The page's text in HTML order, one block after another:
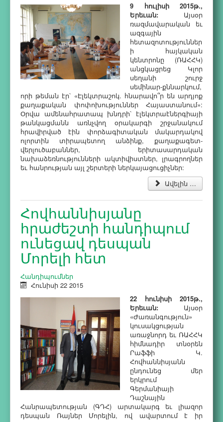
9 հուլիսի 2015թ.,
Երեւան: Այսօր
ռազմավարական եւ
ազգային
հետազոտություններ
ի հայկական
կենտրոնը (ՌԱՀՀԿ)
անցկացրեց Կլոր
սեղանի շուրջ
սեմինար-քննարկում,
որի թեման էր՝ «Էլեկտրաշոկ. հնարավո՞ր են արդյոք
քաղաքական փոփոխություններ Հայաստանում»:
Օրվա ամենահրատապ խնդրի՝ էլեկտրաէներգիայի
թանկացմանն առնչվող օրակարգի շրջանակում
հրավիրված էին փորձագիտական մակարդակով
ոլորտին տիրապետող անձինք, քաղաքագետ-
վերլուծաբաններ, երիտասարդական
նախաձեռնությունների ակտիվիստներ, լրագրողներ
եւ հանրության այլ շերտերի ներկայացուցիչներ:
Ավելին …
Հովհաննիսյանը
հրաժեշտի հանդիպում
ունեցավ դեսպան
Մորելի հետ
Հանդիպումներ
Հունիսի 22 2015
22 հունիսի 2015թ.,
Երեւան: Այսօր
«Ժառանգություն»
կուսակցության
առաջնորդ եւ ՌԱՀՀԿ
հիմնադիր տնօրեն
Րաֆֆի Կ.
Հովհաննիսյանն
ընդունեց մեր
երկրում
Գերմանիայի
Դաշնային
Հանրապետության (ԳԴՀ) արտակարգ եւ լիազոր
դեսպան Ռայներ Մորելին, ով ավարտում է իր